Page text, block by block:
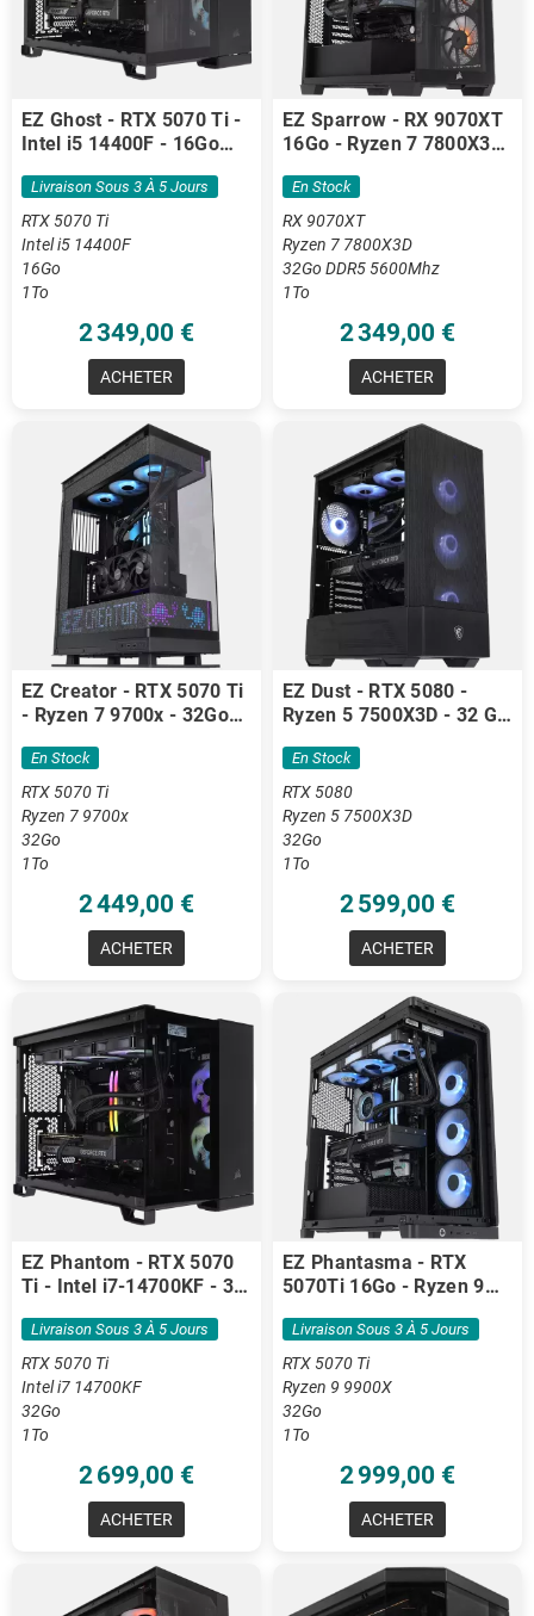
EZ Ghost - RTX 5070 Ti -
Intel i5 14400F - 16Go
Livraison Sous 3 À 5 Jours
RTX 5070 Ti
Intel i5 14400F
16Go
1To
2 349,00 €
ACHETER
EZ Sparrow - RX 9070XT
16Go - Ryzen 7 7800X3D
En Stock
RX 9070XT
Ryzen 7 7800X3D
32Go DDR5 5600Mhz
1To
2 349,00 €
ACHETER
EZ Creator - RTX 5070 Ti
- Ryzen 7 9700x - 32Go
En Stock
RTX 5070 Ti
Ryzen 7 9700x
32Go
1To
2 449,00 €
ACHETER
EZ Dust - RTX 5080 -
Ryzen 5 7500X3D - 32 Go
En Stock
RTX 5080
Ryzen 5 7500X3D
32Go
1To
2 599,00 €
ACHETER
EZ Phantom - RTX 5070
Ti - Intel i7-14700KF - 32
Livraison Sous 3 À 5 Jours
RTX 5070 Ti
Intel i7 14700KF
32Go
1To
2 699,00 €
ACHETER
EZ Phantasma - RTX
5070Ti 16Go - Ryzen 9
Livraison Sous 3 À 5 Jours
RTX 5070 Ti
Ryzen 9 9900X
32Go
1To
2 999,00 €
ACHETER